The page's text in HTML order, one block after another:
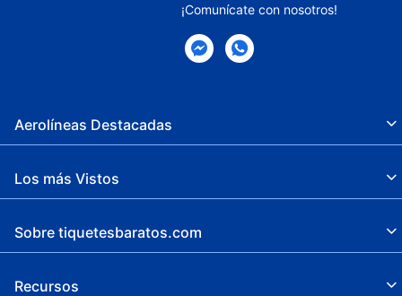
¡Comunícate con nosotros!
Aerolíneas Destacadas
Los más Vistos
Sobre tiquetesbaratos.com
Recursos